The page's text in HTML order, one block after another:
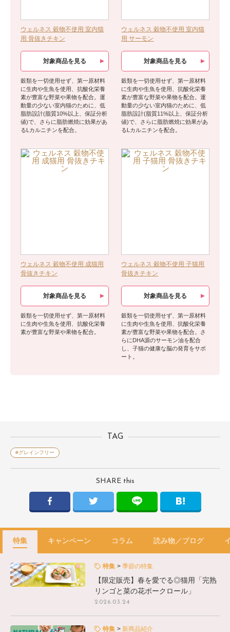
ウェルネス 穀物不使用 室内猫
用 骨抜きチキン
対象商品を見る
穀類を一切使用せず、第一原材料
に生肉や生魚を使用、抗酸化栄養
素が豊富な野菜や果物を配合。運
動量の少ない室内猫のために、低
脂肪設計(脂質10%以上、保証分析
値)で、さらに脂肪燃焼に効果があ
るLカルニチンを配合。
ウェルネス 穀物不使用 室内猫
用 サーモン
対象商品を見る
穀類を一切使用せず、第一原材料
に生肉や生魚を使用、抗酸化栄養
素が豊富な野菜や果物を配合。運
動量の少ない室内猫のために、低
脂肪設計(脂質11%以上、保証分析
値)で、さらに脂肪燃焼に効果があ
るLカルニチンを配合。
ウェルネス 穀物不使用 成猫用
骨抜きチキン
対象商品を見る
穀類を一切使用せず、第一原材料
に生肉や生魚を使用、抗酸化栄養
素が豊富な野菜や果物を配合。
ウェルネス 穀物不使用 子猫用
骨抜きチキン
対象商品を見る
穀類を一切使用せず、第一原材料
に生肉や生魚を使用、抗酸化栄養
素が豊富な野菜や果物を配合。さ
らにDHA源のサーモン油を配合
し、子猫の健康な脳の発育をサポ
ート。
TAG
#グレインフリー
SHARE this
特集 キャンペーン コラム 読み物／ブログ
特集 季節の特集
【限定販売】春を愛でる◎猫用「完熟
リンゴと菜の花ポークロール」
2026.03.24
特集 新商品紹介